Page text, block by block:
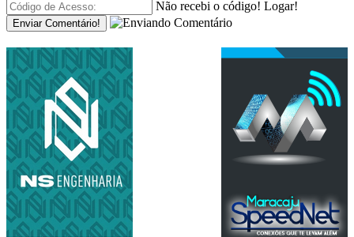
Não recebi o código! Logar!
Enviar Comentário!